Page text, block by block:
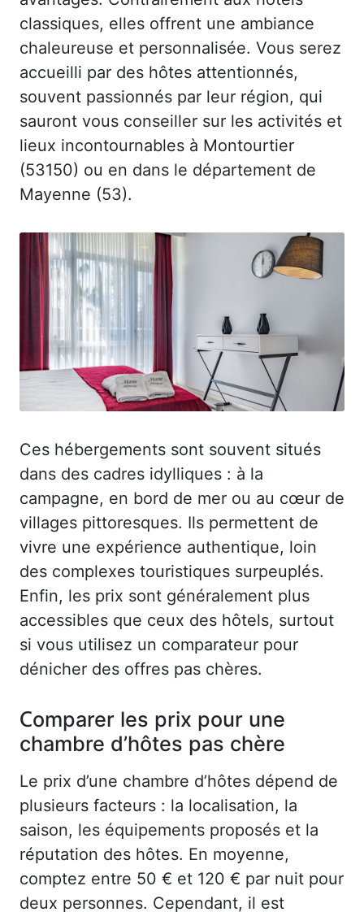
classiques, elles offrent une ambiance
chaleureuse et personnalisée. Vous serez
accueilli par des hôtes attentionnés,
souvent passionnés par leur région, qui
sauront vous conseiller sur les activités et
lieux incontournables à Montourtier
(53150) ou en dans le département de
Mayenne (53).
Ces hébergements sont souvent situés
dans des cadres idylliques : à la
campagne, en bord de mer ou au cœur de
villages pittoresques. Ils permettent de
vivre une expérience authentique, loin
des complexes touristiques surpeuplés.
Enfin, les prix sont généralement plus
accessibles que ceux des hôtels, surtout
si vous utilisez un comparateur pour
dénicher des offres pas chères.
Comparer les prix pour une
chambre d’hôtes pas chère
Le prix d’une chambre d’hôtes dépend de
plusieurs facteurs : la localisation, la
saison, les équipements proposés et la
réputation des hôtes. En moyenne,
comptez entre 50 € et 120 € par nuit pour
deux personnes. Cependant, il est